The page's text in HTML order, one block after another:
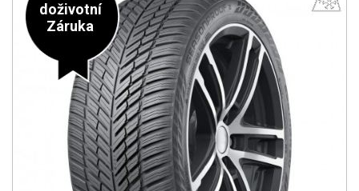
doživotní
Záruka